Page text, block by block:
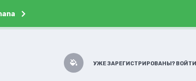
УЖЕ ЗАРЕГИСТРИРОВАНЫ? ВОЙТИ